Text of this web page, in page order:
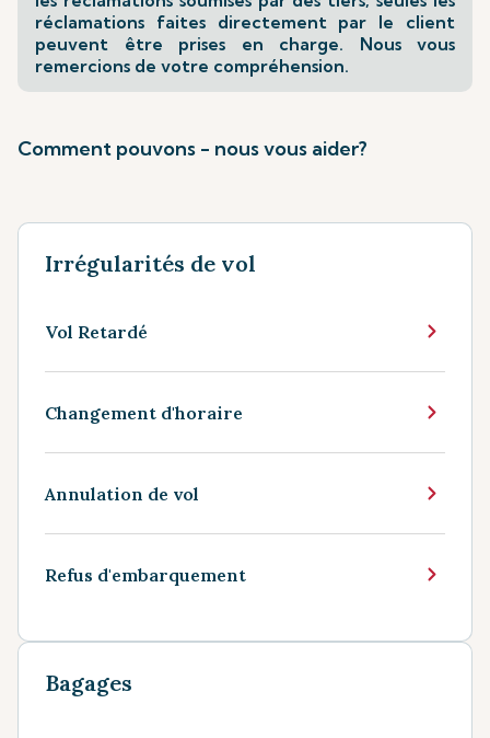
réclamations faites directement par le client
peuvent être prises en charge. Nous vous
remercions de votre compréhension.
Comment pouvons - nous vous aider?
Irrégularités de vol
Vol Retardé
Changement d'horaire
Annulation de vol
Refus d'embarquement
Bagages